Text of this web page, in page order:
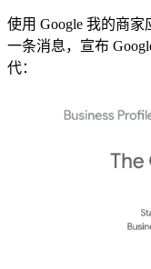
使用 Google 我的商家
一条消息，宣布
代：